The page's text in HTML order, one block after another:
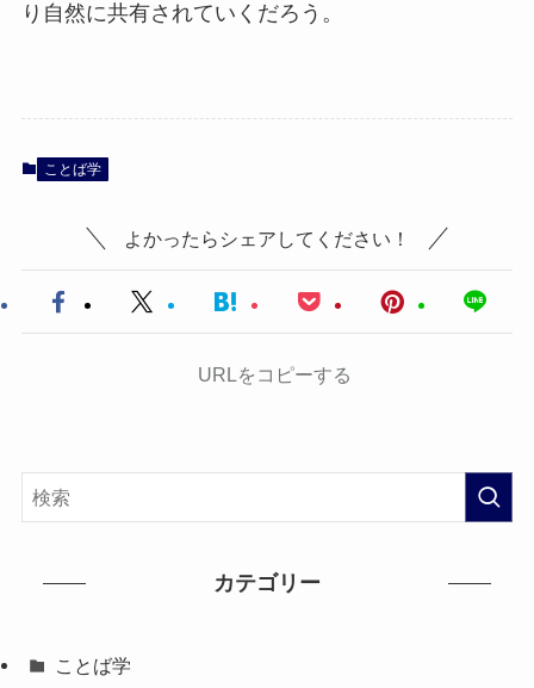
り自然に共有されていくだろう。
ことば学
よかったらシェアしてください！
URLをコピーする
カテゴリー
ことば学